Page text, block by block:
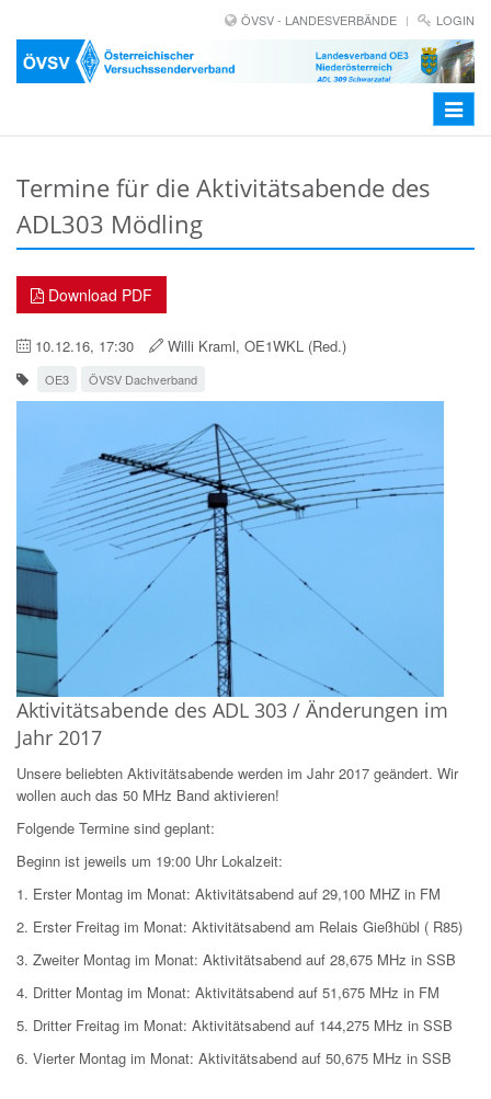
ÖVSV - LANDESVERBÄNDE LOGIN
Toggle
Termine für die Aktivitätsabende des
ADL303 Mödling
Download PDF
10.12.16, 17:30 Willi Kraml, OE1WKL (Red.)
OE3 ÖVSV Dachverband
Aktivitätsabende des ADL 303 / Änderungen im
Jahr 2017
Unsere beliebten Aktivitätsabende werden im Jahr 2017 geändert. Wir
wollen auch das 50 MHz Band aktivieren!
Folgende Termine sind geplant:
Beginn ist jeweils um 19:00 Uhr Lokalzeit:
1. Erster Montag im Monat: Aktivitätsabend auf 29,100 MHZ in FM
2. Erster Freitag im Monat: Aktivitätsabend am Relais Gießhübl ( R85)
3. Zweiter Montag im Monat: Aktivitätsabend auf 28,675 MHz in SSB
4. Dritter Montag im Monat: Aktivitätsabend auf 51,675 MHz in FM
5. Dritter Freitag im Monat: Aktivitätsabend auf 144,275 MHz in SSB
6. Vierter Montag im Monat: Aktivitätsabend auf 50,675 MHz in SSB